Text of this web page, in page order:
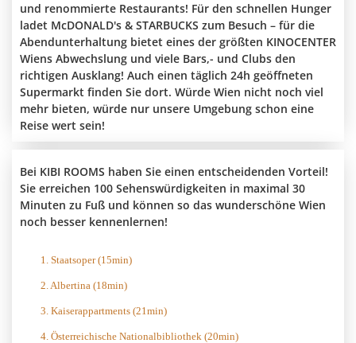
und renommierte Restaurants! Für den schnellen Hunger
ladet McDONALD's & STARBUCKS zum Besuch – für die
Abendunterhaltung bietet eines der größten KINOCENTER
Wiens Abwechslung und viele Bars,- und Clubs den
richtigen Ausklang! Auch einen täglich 24h geöffneten
Supermarkt finden Sie dort. Würde Wien nicht noch viel
mehr bieten, würde nur unsere Umgebung schon eine
Reise wert sein!
Bei KIBI ROOMS haben Sie einen entscheidenden Vorteil!
Sie erreichen 100 Sehenswürdigkeiten in maximal 30
Minuten zu Fuß und können so das wunderschöne Wien
noch besser kennenlernen!
1. Staatsoper (15min)
2. Albertina (18min)
3. Kaiserappartments (21min)
4. Österreichische Nationalbibliothek (20min)